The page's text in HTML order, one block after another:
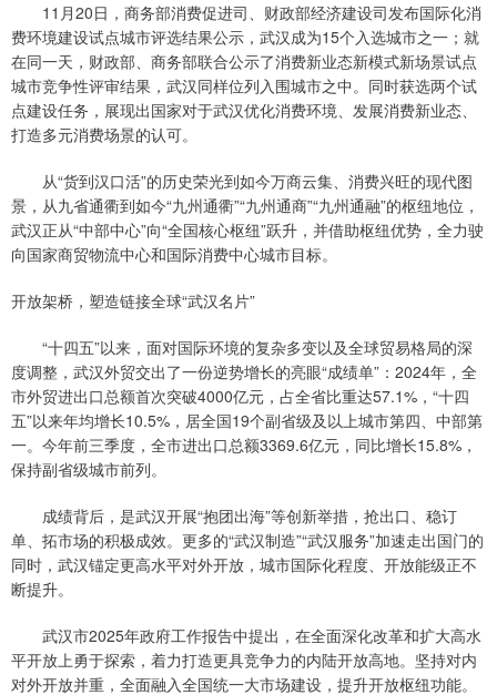
11月20日，商务部消费促进司、财政部经济建设司发布国际化消
费环境建设试点城市评选结果公示，武汉成为15个入选城市之一；就
在同一天，财政部、商务部联合公示了消费新业态新模式新场景试点
城市竞争性评审结果，武汉同样位列入围城市之中。同时获选两个试
点建设任务，展现出国家对于武汉优化消费环境、发展消费新业态、
打造多元消费场景的认可。
从“货到汉口活”的历史荣光到如今万商云集、消费兴旺的现代图
景，从九省通衢到如今“九州通衢”“九州通商”“九州通融”的枢纽地位，
武汉正从“中部中心”向“全国核心枢纽”跃升，并借助枢纽优势，全力驶
向国家商贸物流中心和国际消费中心城市目标。
开放架桥，塑造链接全球“武汉名片”
“十四五”以来，面对国际环境的复杂多变以及全球贸易格局的深
度调整，武汉外贸交出了一份逆势增长的亮眼“成绩单”：2024年，全
市外贸进出口总额首次突破4000亿元，占全省比重达57.1%，“十四
五”以来年均增长10.5%，居全国19个副省级及以上城市第四、中部第
一。今年前三季度，全市进出口总额3369.6亿元，同比增长15.8%，
保持副省级城市前列。
成绩背后，是武汉开展“抱团出海”等创新举措，抢出口、稳订
单、拓市场的积极成效。更多的“武汉制造”“武汉服务”加速走出国门的
同时，武汉锚定更高水平对外开放，城市国际化程度、开放能级正不
断提升。
武汉市2025年政府工作报告中提出，在全面深化改革和扩大高水
平开放上勇于探索，着力打造更具竞争力的内陆开放高地。坚持对内
对外开放并重，全面融入全国统一大市场建设，提升开放枢纽功能。